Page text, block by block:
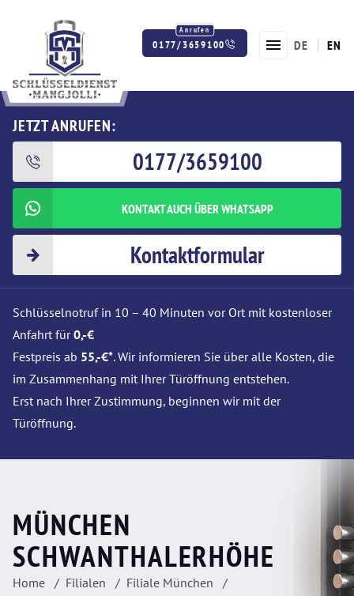
0177/3659100 DE EN
JETZT ANRUFEN:
0177/3659100
KONTAKT AUCH ÜBER WHATSAPP
Kontaktformular
Schlüsselnotruf in 10 – 40 Minuten vor Ort mit kostenloser
Anfahrt für0,-€
Festpreis ab 55,-€*. Wir informieren Sie über alle Kosten, die
im Zusammenhang mit Ihrer Türöffnung entstehen.
Erst nach Ihrer Zustimmung, beginnen wir mit der
Türöffnung.
MÜNCHEN
SCHWANTHALERHÖHE
Home Filialen
Filiale München